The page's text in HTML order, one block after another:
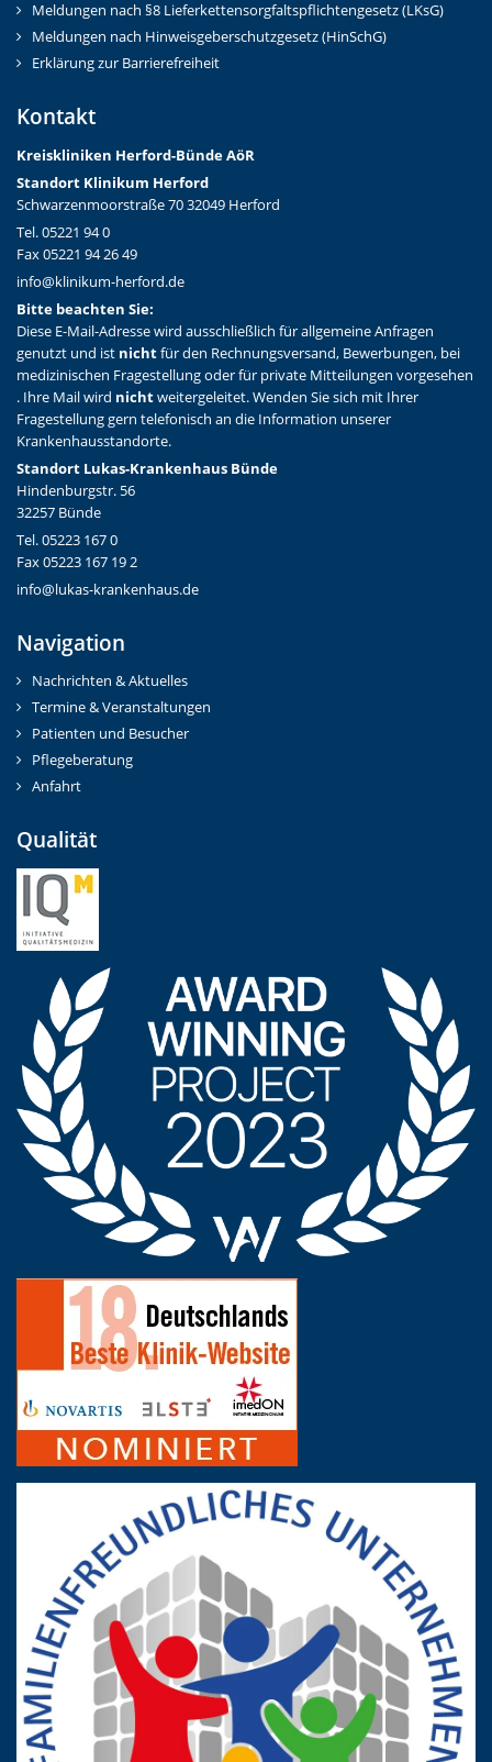
Meldungen nach §8 Lieferkettensorgfaltspflichtengesetz (LKsG)
Meldungen nach Hinweisgeberschutzgesetz (HinSchG)
Erklärung zur Barrierefreiheit
Kontakt
Kreiskliniken Herford-Bünde AöR
Standort Klinikum Herford
Schwarzenmoorstraße 70 32049 Herford
Tel. 05221 94 0
Fax 05221 94 26 49
info@klinikum-herford.de
Bitte beachten Sie:
Diese E-Mail-Adresse wird ausschließlich für allgemeine Anfragen
genutzt und ist nichtfür den Rechnungsversand, Bewerbungen, bei
medizinischen Fragestellung oder für private Mitteilungen vorgesehen
. Ihre Mail wird nichtweitergeleitet. Wenden Sie sich mit Ihrer
Fragestellung gern telefonisch an die Information unserer
Krankenhausstandorte.
Standort Lukas-Krankenhaus Bünde
Hindenburgstr. 56
32257 Bünde
Tel. 05223 167 0
Fax 05223 167 19 2
info@lukas-krankenhaus.de
Navigation
Nachrichten & Aktuelles
Termine & Veranstaltungen
Patienten und Besucher
Pflegeberatung
Anfahrt
Qualität